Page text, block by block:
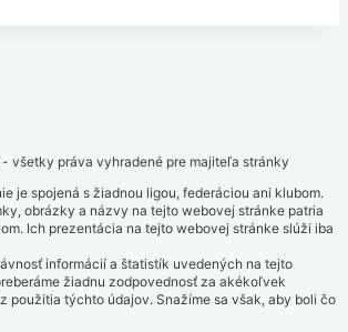
všetky práva vyhradené pre majiteľa stránky
je spojená s žiadnou ligou, federáciou ani klubom.
obrázky a názvy na tejto webovej stránke patria
Ich prezentácia na tejto webovej stránke slúži iba
informácií a štatistík uvedených na tejto
žiadnu zodpovednosť za akékoľvek
použitia týchto údajov. Snažíme sa však, aby boli čo